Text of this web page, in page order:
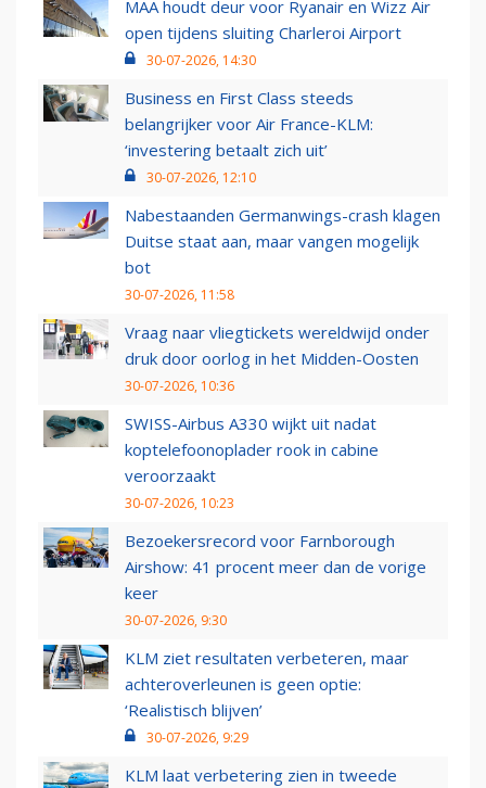
MAA houdt deur voor Ryanair en Wizz Air
open tijdens sluiting Charleroi Airport
30-07-2026, 14:30
Business en First Class steeds
belangrijker voor Air France-KLM:
‘investering betaalt zich uit’
30-07-2026, 12:10
Nabestaanden Germanwings-crash klagen
Duitse staat aan, maar vangen mogelijk
bot
30-07-2026, 11:58
Vraag naar vliegtickets wereldwijd onder
druk door oorlog in het Midden-Oosten
30-07-2026, 10:36
SWISS-Airbus A330 wijkt uit nadat
koptelefoonoplader rook in cabine
veroorzaakt
30-07-2026, 10:23
Bezoekersrecord voor Farnborough
Airshow: 41 procent meer dan de vorige
keer
30-07-2026, 9:30
KLM ziet resultaten verbeteren, maar
achteroverleunen is geen optie:
‘Realistisch blijven’
30-07-2026, 9:29
KLM laat verbetering zien in tweede